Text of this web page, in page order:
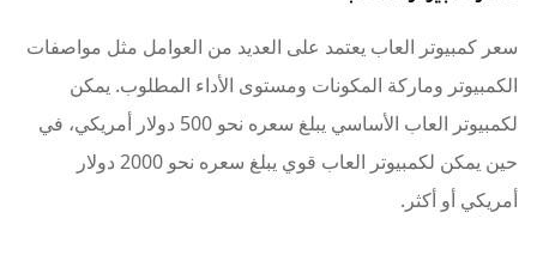
سعر كمبيوتر العاب يعتمد على العديد من العوامل مثل مواصفات
الكمبيوتر وماركة المكونات ومستوى الأداء المطلوب. يمكن
لكمبيوتر العاب الأساسي يبلغ سعره نحو 500 دولار أمريكي، في
حين يمكن لكمبيوتر العاب قوي يبلغ سعره نحو 2000 دولار
أمريكي أو أكثر.